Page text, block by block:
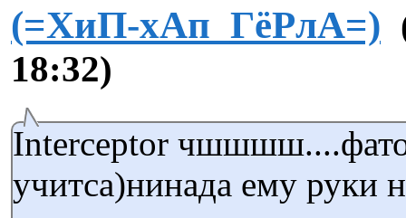
(=ХиП-хАп_ГёРлА=)
18:32)
Interceptor
учитса)нинада ему руки